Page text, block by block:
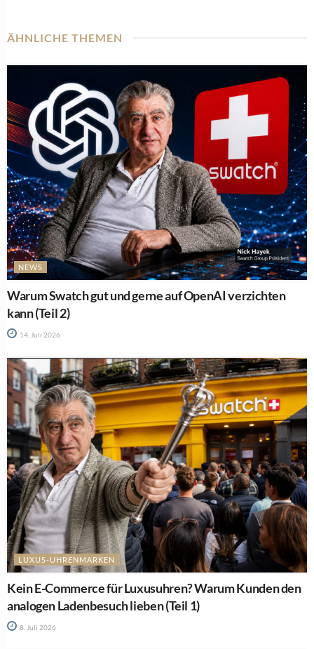
ÄHNLICHE THEMEN
NEWS
Warum Swatch gut und gerne auf OpenAI verzichten
kann (Teil 2)
14. Juli 2026
LUXUS-UHRENMARKEN
Kein E-Commerce für Luxusuhren? Warum Kunden den
analogen Ladenbesuch lieben (Teil 1)
8. Juli 2026